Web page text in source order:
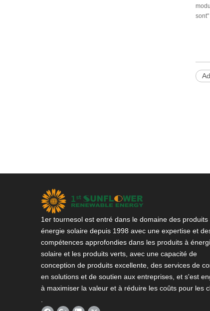
1er tournesol est entré dans le domaine des produits
énergie solaire depuis 1998 avec une expertise et
compétences approfondies dans les produits à
solaire et les produits verts, avec une capacité de
conception de produits excellente, des services de
en solutions et de soutien aux entreprises, et s'est
à maximiser la valeur et à réduire les coûts pour les